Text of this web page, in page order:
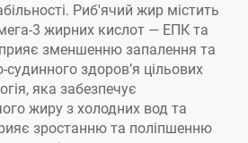
Риб'ячий жир містить
3 жирних кислот — ЕПК та
зменшенню запалення та
здоров’я цільових
яка забезпечує
жиру з холодних вод та
зростанню та поліпшенню